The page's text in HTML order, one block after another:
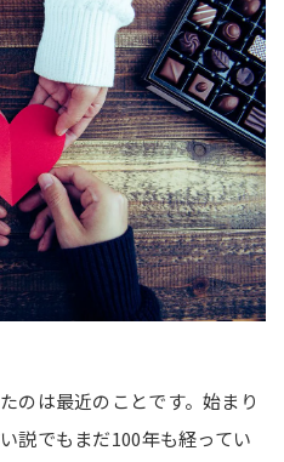
のは最近のことです。始まり
説でもまだ100年も経ってい